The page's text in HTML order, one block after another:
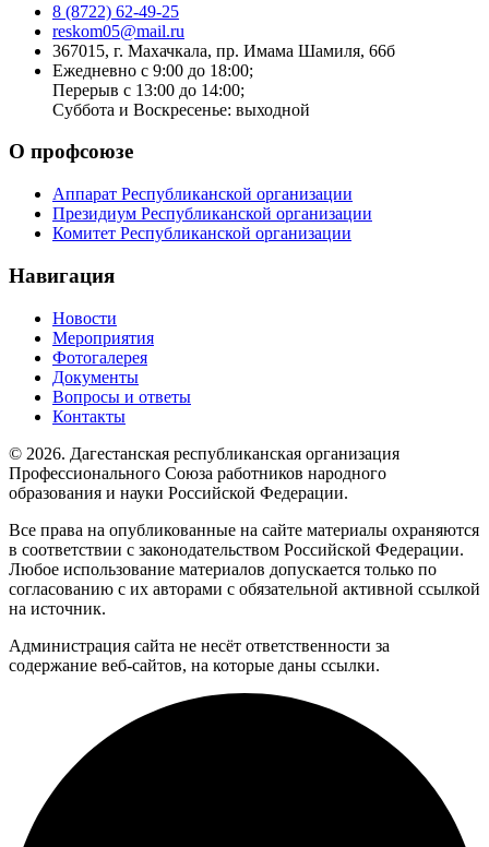
8 (8722) 62-49-25
reskom05@mail.ru
367015, г. Махачкала, пр. Имама Шамиля, 66б
Ежедневно с 9:00 до 18:00;
Перерыв с 13:00 до 14:00;
Суббота и Воскресенье: выходной
О профсоюзе
Аппарат Республиканской организации
Президиум Республиканской организации
Комитет Республиканской организации
Навигация
Новости
Мероприятия
Фотогалерея
Документы
Вопросы и ответы
Контакты
© 2026. Дагестанская республиканская организация
Профессионального Союза работников народного
образования и науки Российской Федерации.
Все права на опубликованные на сайте материалы охраняются
в соответствии с законодательством Российской Федерации.
Любое использование материалов допускается только по
согласованию с их авторами с обязательной активной ссылкой
на источник.
Администрация сайта не несёт ответственности за
содержание веб-сайтов, на которые даны ссылки.